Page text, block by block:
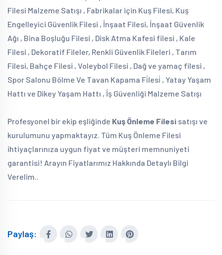
Filesi Malzeme Satışı , Fabrikalar için Kuş Filesi, Kuş
Engelleyici Güvenlik Filesi , İnşaat Filesi, İnşaat Güvenlik
Ağı , Bina Boşluğu Filesi , Disk Atma Kafesi filesi , Kale
Filesi , Dekoratif Fileler, Renkli Güvenlik Fileleri , Tarım
Filesi, Bahçe Filesi , Voleybol Filesi , Dağ ve yamaç filesi ,
Spor Salonu Bölme Ve Tavan Kapama Fi̇lesi̇ , Yatay Yaşam
Hattı ve Dikey Yaşam Hattı , İş Güvenliği Malzeme Satışı
Profesyonel bir ekip eşliğinde Kuş Önleme Filesi satışı ve
kurulumunu yapmaktayız. Tüm Kuş Önleme Filesi
ihtiyaçlarınıza uygun fiyat ve müşteri memnuniyeti
garantisi! Arayın Fiyatlarımız Hakkında Detaylı Bilgi
Verelim..
Paylaş: